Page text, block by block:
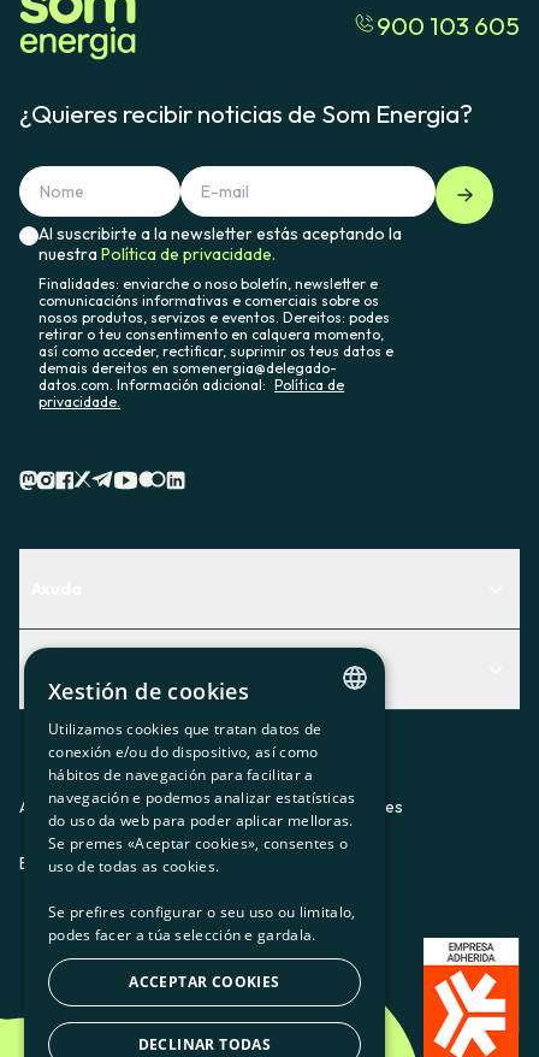
900 103 605
¿Quieres recibir noticias de Som Energia?
Al suscribirte a la newsletter estás aceptando la
nuestraPolítica de privacidade.
Finalidades: enviarche o noso boletín, newsletter e
comunicacións informativas e comerciais sobre os
nosos produtos, servizos e eventos. Dereitos: podes
retirar o teu consentimento en calquera momento,
así como acceder, rectificar, suprimir os teus datos e
demais dereitos en somenergia@delegado-
datos.com. Información adicional: Política de
privacidade.
Descubre qué servicio te encaja mejor
Contacto
Actualidad
O recuncho da socia
Prensa
Trabaja con nosotros
Aviso legalPolítica de privacidadPolítica de cookies
ES CAGLEU
CATALAN
SPANISH
GL
Xestión de cookies
Utilizamos cookies que tratan datos de
conexión e/ou do dispositivo, así como
hábitos de navegación para facilitar a
navegación e podemos analizar estatísticas
do uso da web para poder aplicar melloras.
Se premes «Aceptar cookies», consentes o
uso de todas as cookies.
Se prefires configurar o seu uso ou limitalo,
podes facer a túa selección e gardala.
ACCEPTAR COOKIES
DECLINAR TODAS